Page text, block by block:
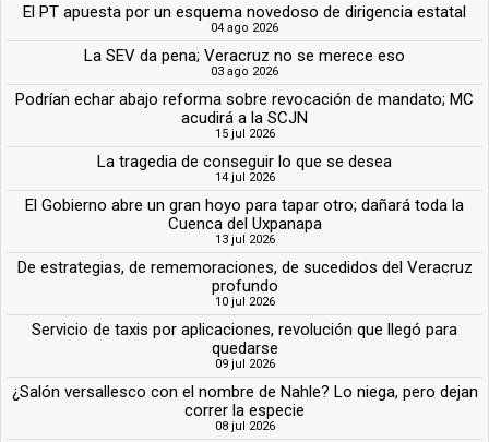
El PT apuesta por un esquema novedoso de dirigencia estatal
04 ago 2026
La SEV da pena; Veracruz no se merece eso
03 ago 2026
Podrían echar abajo reforma sobre revocación de mandato; MC
acudirá a la SCJN
15 jul 2026
La tragedia de conseguir lo que se desea
14 jul 2026
El Gobierno abre un gran hoyo para tapar otro; dañará toda la
Cuenca del Uxpanapa
13 jul 2026
De estrategias, de rememoraciones, de sucedidos del Veracruz
profundo
10 jul 2026
Servicio de taxis por aplicaciones, revolución que llegó para
quedarse
09 jul 2026
¿Salón versallesco con el nombre de Nahle? Lo niega, pero dejan
correr la especie
08 jul 2026